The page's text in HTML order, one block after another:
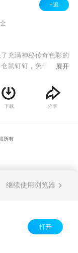
+追
充满神秘传奇色彩的
鼠钉钉，兔子心心还
，认识新的事物。每
天在深深林发生的事
记本越写越厚，逗逗
展开
下载 分享
所有
继续使用浏览器
打开